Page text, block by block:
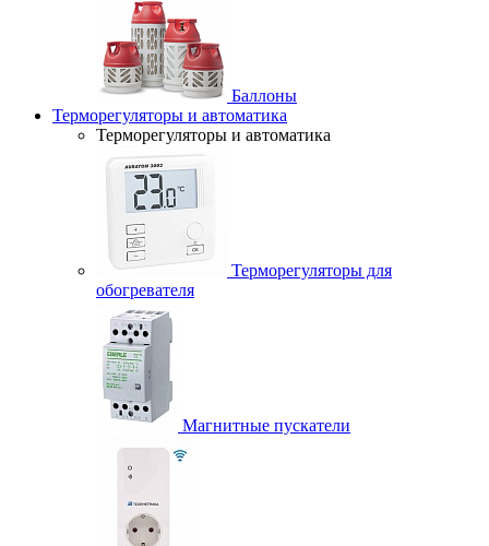
Баллоны
Терморегуляторы и автоматика
Терморегуляторы и автоматика
Терморегуляторы для
обогревателя
Магнитные пускатели